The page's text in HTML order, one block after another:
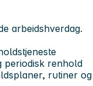
arbeidshverdag.
periodisk renhold
rutiner og